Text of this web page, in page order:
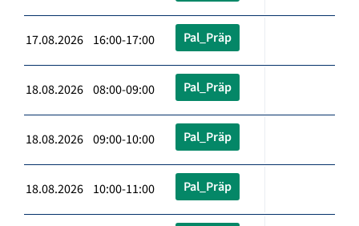
17.08.2026 16:00-17:00 Pal_Präp
18.08.2026 08:00-09:00 Pal_Präp
18.08.2026 09:00-10:00 Pal_Präp
18.08.2026 10:00-11:00 Pal_Präp